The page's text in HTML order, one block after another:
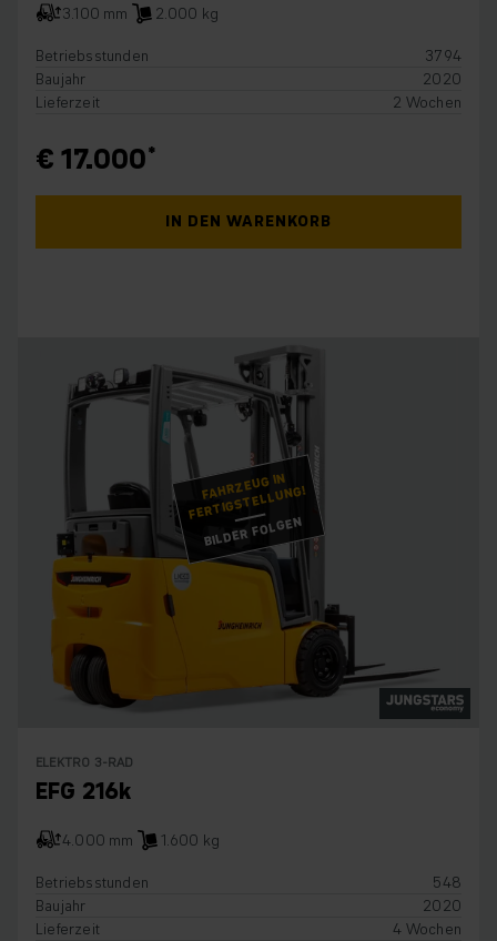
3.100 mm
2.000 kg
Betriebsstunden
3794
Baujahr
2020
Lieferzeit
2 Wochen
€ 17.000
IN DEN WARENKORB
FAHRZEUG IN
FERTIGSTELLUNG!
BILDER FOLGEN
ELEKTRO 3-RAD
EFG 216k
4.000 mm
1.600 kg
Betriebsstunden
548
Baujahr
2020
Lieferzeit
4 Wochen